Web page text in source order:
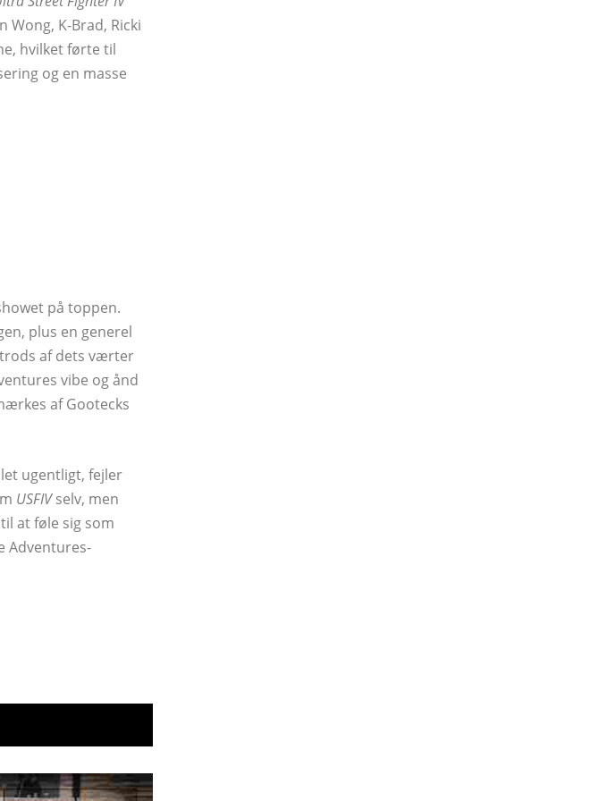
K-Brad, Ricki
hvilket førte til
og en masse
på toppen.
plus en generel
af dets værter
vibe og ånd
af Gootecks
ugentligt, fejler
USFIVselv, men
at føle sig som
Adventures-